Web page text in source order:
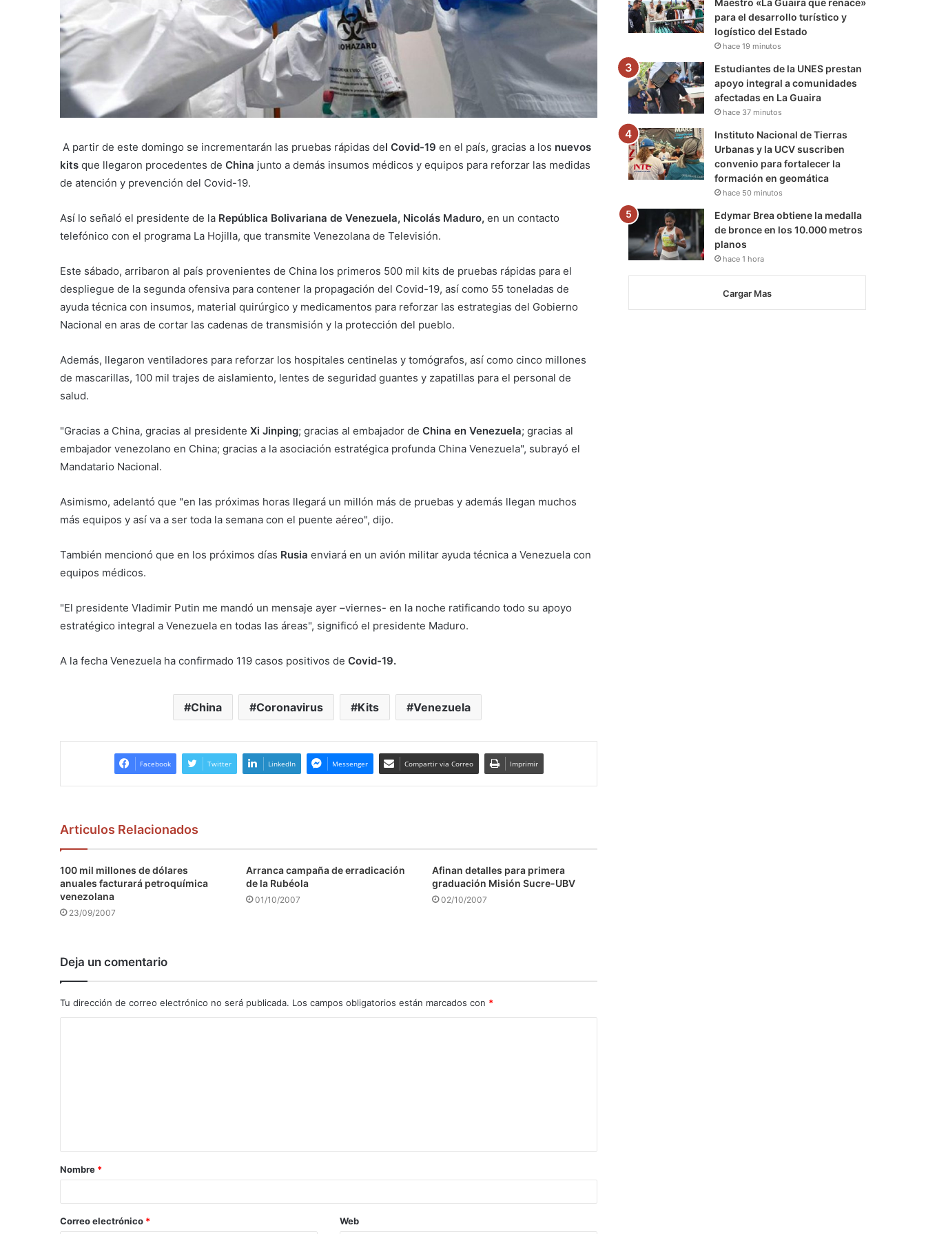
A partir de este domingo se incrementarán las pruebas rápidas del Covid-19 en el país, gracias a los nuevos
kits que llegaron procedentes de China junto a demás insumos médicos y equipos para reforzar las medidas
de atención y prevención del Covid-19.
Así lo señaló el presidente de la República Bolivariana de Venezuela, Nicolás Maduro, en un contacto
telefónico con el programa La Hojilla, que transmite Venezolana de Televisión.
Este sábado, arribaron al país provenientes de China los primeros 500 mil kits de pruebas rápidas para el
despliegue de la segunda ofensiva para contener la propagación del Covid-19, así como 55 toneladas de
ayuda técnica con insumos, material quirúrgico y medicamentos para reforzar las estrategias del Gobierno
Nacional en aras de cortar las cadenas de transmisión y la protección del pueblo.
Además, llegaron ventiladores para reforzar los hospitales centinelas y tomógrafos, así como cinco millones
de mascarillas, 100 mil trajes de aislamiento, lentes de seguridad guantes y zapatillas para el personal de
salud.
"Gracias a China, gracias al presidente Xi Jinping; gracias al embajador de China en Venezuela; gracias al
embajador venezolano en China; gracias a la asociación estratégica profunda China Venezuela", subrayó el
Mandatario Nacional.
Asimismo, adelantó que "en las próximas horas llegará un millón más de pruebas y además llegan muchos
más equipos y así va a ser toda la semana con el puente aéreo", dijo.
También mencionó que en los próximos días Rusia enviará en un avión militar ayuda técnica a Venezuela con
equipos médicos.
"El presidente Vladimir Putin me mandó un mensaje ayer –viernes- en la noche ratificando todo su apoyo
estratégico integral a Venezuela en todas las áreas", significó el presidente Maduro.
A la fecha Venezuela ha confirmado 119 casos positivos de Covid-19.
China Coronavirus Kits Venezuela
Facebook Twitter LinkedIn Messenger Compartir via Correo Imprimir
Articulos Relacionados
100 mil millones de dólares
anuales facturará petroquímica
venezolana
23/09/2007
Arranca campaña de erradicación
de la Rubéola
01/10/2007
Afinan detalles para primera
graduación Misión Sucre-UBV
02/10/2007
Deja un comentario
Tu dirección de correo electrónico no será publicada. Los campos obligatorios están marcados con *
a
r
Nombre *
Correo electrónico * Web
para el desarrollo turístico y
logístico del Estado
hace 19 minutos
Estudiantes de la UNES prestan
apoyo integral a comunidades
afectadas en La Guaira
hace 37 minutos
Instituto Nacional de Tierras
Urbanas y la UCV suscriben
convenio para fortalecer la
formación en geomática
hace 50 minutos
Edymar Brea obtiene la medalla
de bronce en los 10.000 metros
planos
hace 1 hora
Cargar Mas